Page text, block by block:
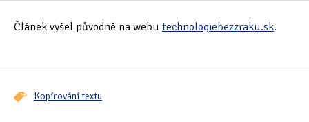
Článek vyšel původně na webu technologiebezzraku.sk.
Kopírování textu